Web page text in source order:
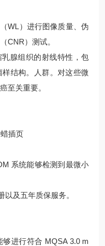
WL）进行图像质量、伪
CNR）测试。
腺组织的射线特性，包
结构。人群。对这些微
至关重要。
插页
系统能够检测到最微小
以及五年质保服务。
进行符合 MQSA 3.0 m